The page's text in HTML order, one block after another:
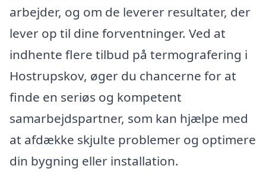
arbejder, og om de leverer resultater, der
lever op til dine forventninger. Ved at
indhente flere tilbud på termografering i
Hostrupskov, øger du chancerne for at
finde en seriøs og kompetent
samarbejdspartner, som kan hjælpe med
at afdække skjulte problemer og optimere
din bygning eller installation.